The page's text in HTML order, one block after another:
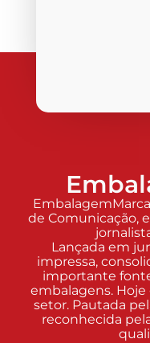
de Comunicação,
Lançada em
impressa,
importante
embalagens.
setor. Pautada
reconhecida